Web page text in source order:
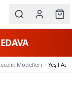
Modelleri Yeşil